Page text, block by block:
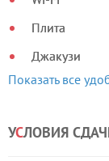
Плита
Джакузи
Показать все
УСЛОВИЯ